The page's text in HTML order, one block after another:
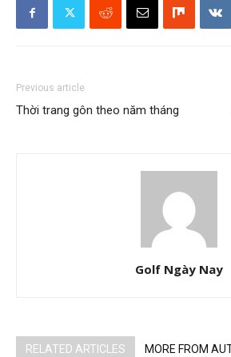
Previous article
Thời trang gôn theo năm tháng
Golf Ngày Nay
RELATED ARTICLES MORE FROM